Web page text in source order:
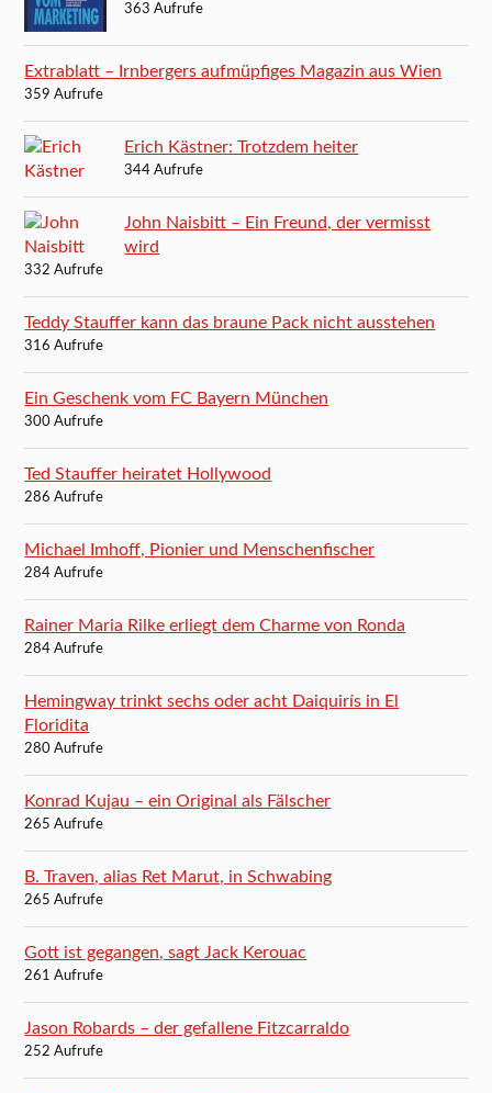
363 Aufrufe
Extrablatt – Irnbergers aufmüpfiges Magazin aus Wien
359 Aufrufe
Erich Kästner: Trotzdem heiter
344 Aufrufe
John Naisbitt – Ein Freund, der vermisst
wird
332 Aufrufe
Teddy Stauffer kann das braune Pack nicht ausstehen
316 Aufrufe
Ein Geschenk vom FC Bayern München
300 Aufrufe
Ted Stauffer heiratet Hollywood
286 Aufrufe
Michael Imhoff, Pionier und Menschenfischer
284 Aufrufe
Rainer Maria Rilke erliegt dem Charme von Ronda
284 Aufrufe
Hemingway trinkt sechs oder acht Daiquirís in El
Floridita
280 Aufrufe
Konrad Kujau – ein Original als Fälscher
265 Aufrufe
B. Traven, alias Ret Marut, in Schwabing
265 Aufrufe
Gott ist gegangen, sagt Jack Kerouac
261 Aufrufe
Jason Robards – der gefallene Fitzcarraldo
252 Aufrufe